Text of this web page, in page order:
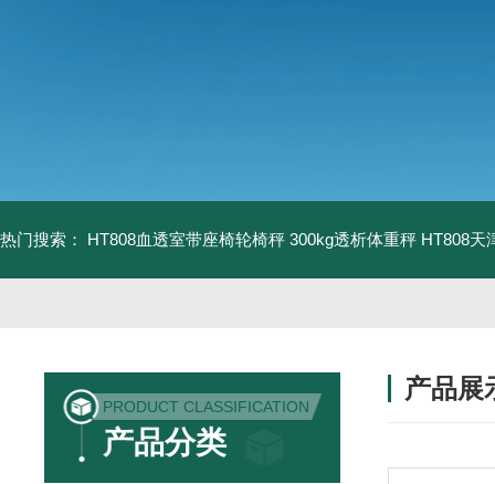
热门搜索： HT808血透室带座椅轮椅秤 300kg透析体重秤 HT808天
PRODUCT CLASSIFICATION
产品分类
产品展